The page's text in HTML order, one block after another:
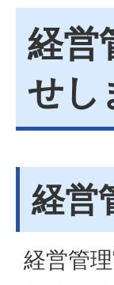
経営
せし
経営
経営管